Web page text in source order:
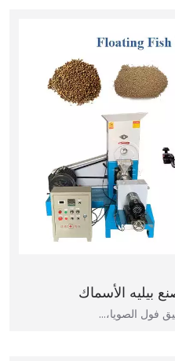
بيليه الأسماك
فول الصويا،…